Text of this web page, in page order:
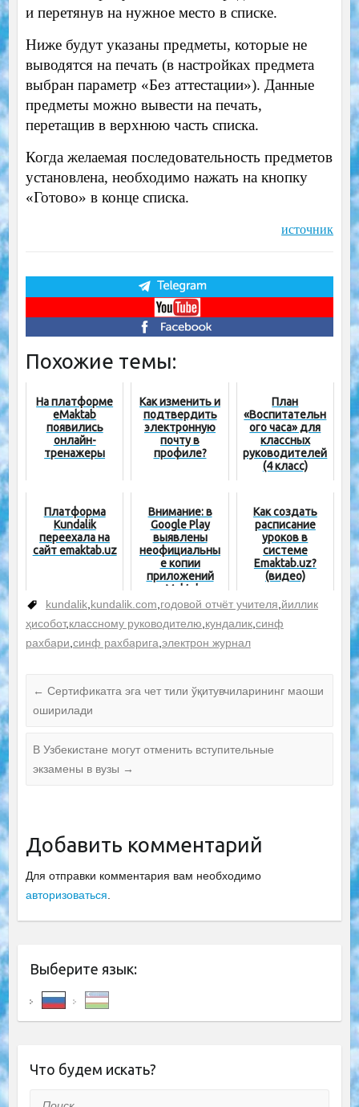
и перетянув на нужное место в списке.
Ниже будут указаны предметы, которые не
выводятся на печать (в настройках предмета
выбран параметр «Без аттестации»). Данные
предметы можно вывести на печать,
перетащив в верхнюю часть списка.
Когда желаемая последовательность предметов
установлена, необходимо нажать на кнопку
«Готово» в конце списка.
источник
Похожие темы:
На платформе
eMaktab
появились
онлайн-
тренажеры
Как изменить и
подтвердить
электронную
почту в
профиле?
План
«Воспитательн
ого часа» для
классных
руководителей
(4 класс)
Платформа
Kundalik
переехала на
сайт emaktab.uz
Внимание: в
Google Play
выявлены
неофициальны
е копии
приложений
eMaktab
Как создать
расписание
уроков в
системе
Emaktab.uz?
(видео)
kundalik,kundalik.com,годовой отчёт учителя,йиллик
ҳисобот,классному руководителю,кундалик,синф
рахбари,синф рахбарига,электрон журнал
← Сертификатга эга чет тили ўқитувчиларининг маоши
оширилади
В Узбекистане могут отменить вступительные
экзамены в вузы →
Добавить комментарий
Для отправки комментария вам необходимо
авторизоваться.
Выберите язык:
Что будем искать?
Поиск